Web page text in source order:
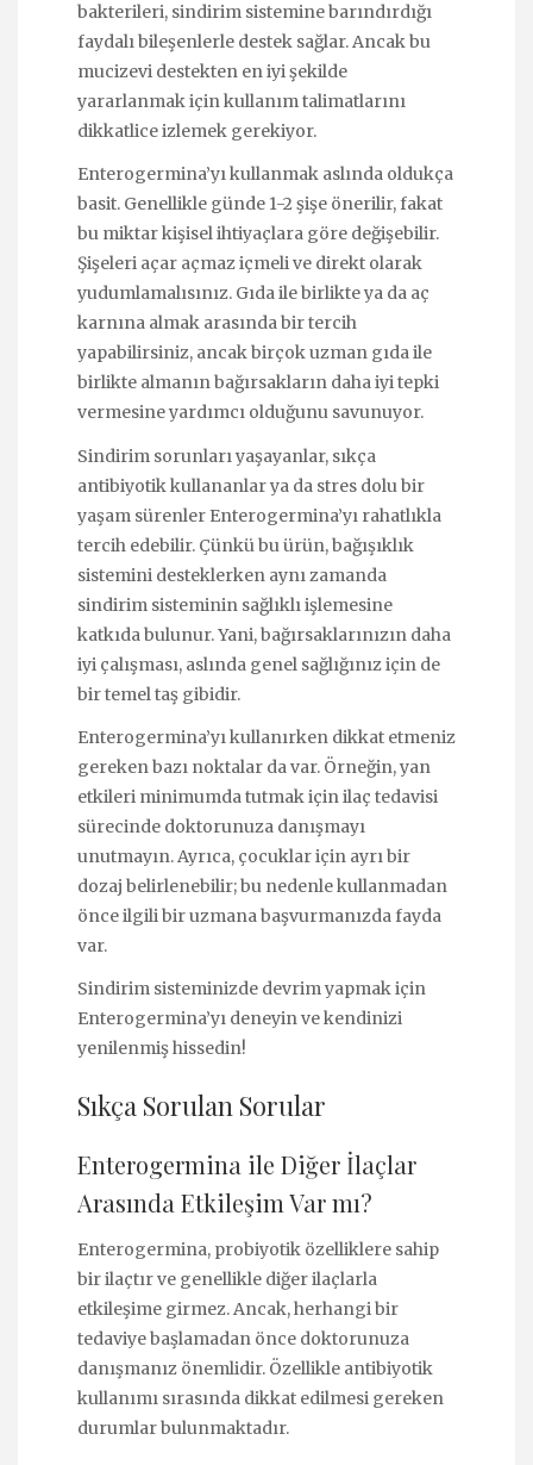
bakterileri, sindirim sistemine barındırdığı
faydalı bileşenlerle destek sağlar. Ancak bu
mucizevi destekten en iyi şekilde
yararlanmak için kullanım talimatlarını
dikkatlice izlemek gerekiyor.
Enterogermina’yı kullanmak aslında oldukça
basit. Genellikle günde 1-2 şişe önerilir, fakat
bu miktar kişisel ihtiyaçlara göre değişebilir.
Şişeleri açar açmaz içmeli ve direkt olarak
yudumlamalısınız. Gıda ile birlikte ya da aç
karnına almak arasında bir tercih
yapabilirsiniz, ancak birçok uzman gıda ile
birlikte almanın bağırsakların daha iyi tepki
vermesine yardımcı olduğunu savunuyor.
Sindirim sorunları yaşayanlar, sıkça
antibiyotik kullananlar ya da stres dolu bir
yaşam sürenler Enterogermina’yı rahatlıkla
tercih edebilir. Çünkü bu ürün, bağışıklık
sistemini desteklerken aynı zamanda
sindirim sisteminin sağlıklı işlemesine
katkıda bulunur. Yani, bağırsaklarınızın daha
iyi çalışması, aslında genel sağlığınız için de
bir temel taş gibidir.
Enterogermina’yı kullanırken dikkat etmeniz
gereken bazı noktalar da var. Örneğin, yan
etkileri minimumda tutmak için ilaç tedavisi
sürecinde doktorunuza danışmayı
unutmayın. Ayrıca, çocuklar için ayrı bir
dozaj belirlenebilir; bu nedenle kullanmadan
önce ilgili bir uzmana başvurmanızda fayda
var.
Sindirim sisteminizde devrim yapmak için
Enterogermina’yı deneyin ve kendinizi
yenilenmiş hissedin!
Sıkça Sorulan Sorular
Enterogermina ile Diğer İlaçlar
Arasında Etkileşim Var mı?
Enterogermina, probiyotik özelliklere sahip
bir ilaçtır ve genellikle diğer ilaçlarla
etkileşime girmez. Ancak, herhangi bir
tedaviye başlamadan önce doktorunuza
danışmanız önemlidir. Özellikle antibiyotik
kullanımı sırasında dikkat edilmesi gereken
durumlar bulunmaktadır.